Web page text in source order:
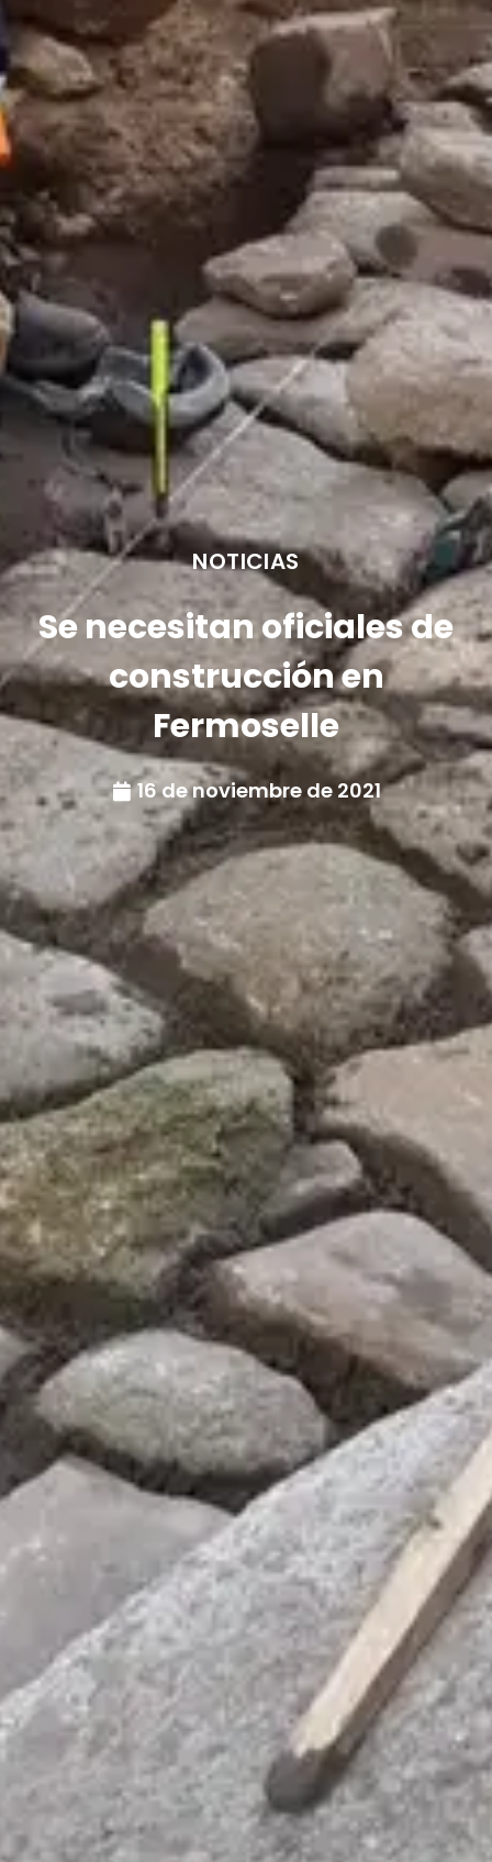
NOTICIAS
Se necesitan oficiales de
construcción en
Fermoselle
16 de noviembre de 2021